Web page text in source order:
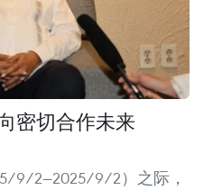
密切合作未来
9/2—2025/9/2）之际，